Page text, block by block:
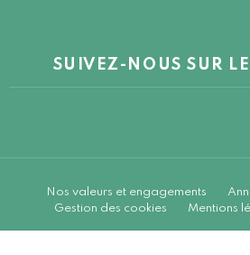
SUIVEZ-NOUS SUR
Nos valeurs et engagements
Gestion des cookies
Mentions